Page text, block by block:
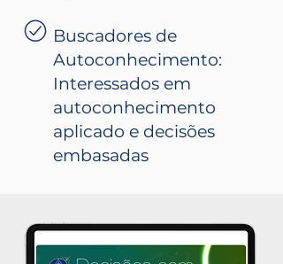
Buscadores de
Autoconhecimento:
Interessados em
autoconhecimento
aplicado e decisões
embasadas